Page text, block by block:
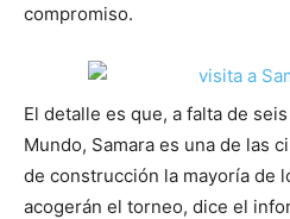
compromiso.
El detalle es que, a falta de
Mundo, Samara es una de las
de construcción la mayoría de
acogerán el torneo, dice el